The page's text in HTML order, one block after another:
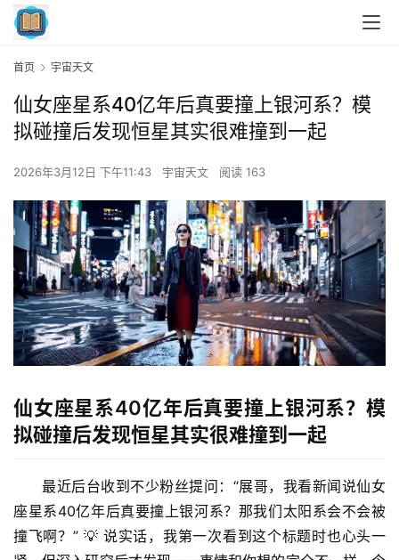
首页 宇宙天文
仙女座星系40亿年后真要撞上银河系？模
拟碰撞后发现恒星其实很难撞到一起
2026年3月12日 下午11:43 宇宙天文 阅读 163
仙女座星系40亿年后真要撞上银河系？模
拟碰撞后发现恒星其实很难撞到一起
最近后台收到不少粉丝提问：“展哥，我看新闻说仙女
座星系40亿年后真要撞上银河系？那我们太阳系会不会被
撞飞啊？” 💡 说实话，我第一次看到这个标题时也心头一